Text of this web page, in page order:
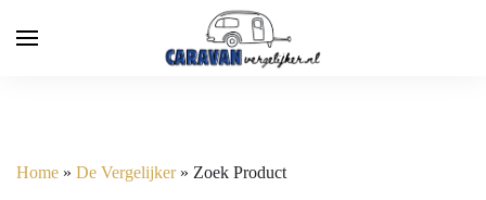
Home » De Vergelijker» Zoek Product